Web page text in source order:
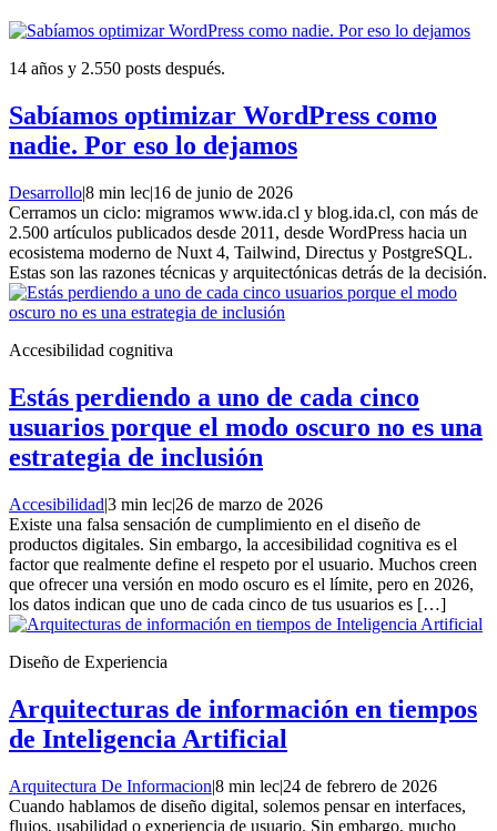
14 años y 2.550 posts después.
Sabíamos optimizar WordPress como
nadie. Por eso lo dejamos
Desarrollo|8 min lec|16 de junio de 2026
Cerramos un ciclo: migramos www.ida.cl y blog.ida.cl, con más de
2.500 artículos publicados desde 2011, desde WordPress hacia un
ecosistema moderno de Nuxt 4, Tailwind, Directus y PostgreSQL.
Estas son las razones técnicas y arquitectónicas detrás de la decisión.
Accesibilidad cognitiva
Estás perdiendo a uno de cada cinco
usuarios porque el modo oscuro no es una
estrategia de inclusión
Accesibilidad|3 min lec|26 de marzo de 2026
Existe una falsa sensación de cumplimiento en el diseño de
productos digitales. Sin embargo, la accesibilidad cognitiva es el
factor que realmente define el respeto por el usuario. Muchos creen
que ofrecer una versión en modo oscuro es el límite, pero en 2026,
los datos indican que uno de cada cinco de tus usuarios es […]
Diseño de Experiencia
Arquitecturas de información en tiempos
de Inteligencia Artificial
Arquitectura De Informacion|8 min lec|24 de febrero de 2026
Cuando hablamos de diseño digital, solemos pensar en interfaces,
flujos, usabilidad o experiencia de usuario. Sin embargo, mucho